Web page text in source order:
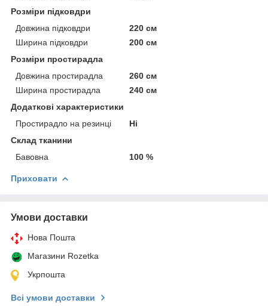
Розміри підковдри
Довжина підковдри
220 см
Ширина підковдри
200 см
Розміри простирадла
Довжина простирадла
260 см
Ширина простирадла
240 см
Додаткові характеристики
Простирадло на резинці
Ні
Склад тканини
Бавовна
100 %
Приховати
Умови доставки
Нова Пошта
Магазини Rozetka
Укрпошта
Всі умови доставки